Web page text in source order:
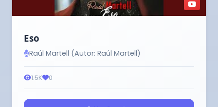
Eso
Raúl Martell (Autor: Raúl Martell)
1.5K 0